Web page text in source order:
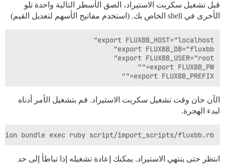
قبل تشغيل سكربت الاستيراد، الصق الأسطر التالية واحدة تلو
الأخرى في shell الخاص بك. (استخدم مفاتيح الأسهم لتعديل القيم)
export FLUXBB_PREFIX=""
الآن حان وقت تشغيل سكربت الاستيراد. قم بتشغيل الأمر أدناه
لبدء الهجرة.
bundle exec ruby script/import_scripts/fluxbb.rb
انتظر حتى ينتهي الاستيراد. يمكنك إعادة تشغيله إذا تباطأ إلى حد